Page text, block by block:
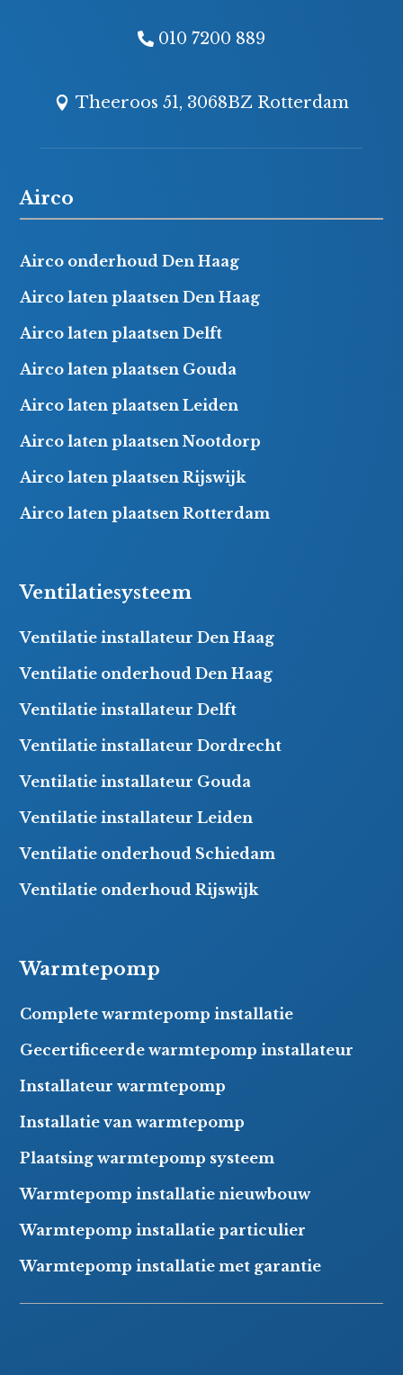
010 7200 889
Theeroos 51, 3068BZ Rotterdam
Airco
Airco onderhoud Den Haag
Airco laten plaatsen Den Haag
Airco laten plaatsen Delft
Airco laten plaatsen Gouda
Airco laten plaatsen Leiden
Airco laten plaatsen Nootdorp
Airco laten plaatsen Rijswijk
Airco laten plaatsen Rotterdam
Ventilatiesysteem
Ventilatie installateur Den Haag
Ventilatie onderhoud Den Haag
Ventilatie installateur Delft
Ventilatie installateur Dordrecht
Ventilatie installateur Gouda
Ventilatie installateur Leiden
Ventilatie onderhoud Schiedam
Ventilatie onderhoud Rijswijk
Warmtepomp
Complete warmtepomp installatie
Gecertificeerde warmtepomp installateur
Installateur warmtepomp
Installatie van warmtepomp
Plaatsing warmtepomp systeem
Warmtepomp installatie nieuwbouw
Warmtepomp installatie particulier
Warmtepomp installatie met garantie